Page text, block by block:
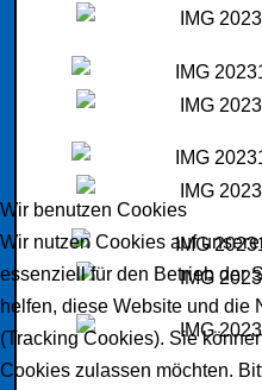
Wir benutzen Cookies
Wir nutzen Cookies auf
essenziell für den Betrieb der
helfen, diese Website und die
(Tracking Cookies). Sie
Cookies zulassen möchten.